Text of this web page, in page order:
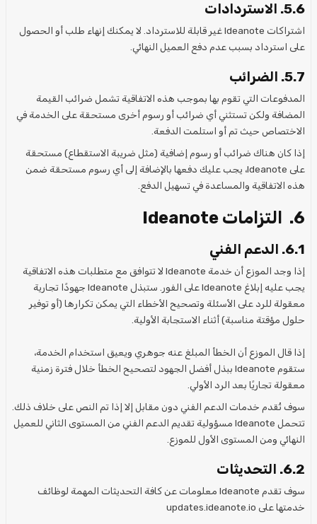
5.6. الاستردادات
اشتراكات Ideanote غير قابلة للاسترداد. لا يمكنك إنهاء طلب أو الحصول
على استرداد بسبب عدم دفع العميل النهائي.
5.7. الضرائب
المدفوعات التي تقوم بها بموجب هذه الاتفاقية تشمل ضرائب القيمة
المضافة ولكن تستثني أي ضرائب أو رسوم أخرى مستحقة على الخدمة في
الاختصاص حيث تم أو استلمت الدفعة.
إذا كان هناك ضرائب أو رسوم إضافية (مثل ضريبة الاستقطاع) مستحقة
على Ideanote، يجب عليك دفعها بالإضافة إلى أي رسوم مستحقة ضمن
هذه الاتفاقية والمساعدة في تسهيل الدفع.
6. التزامات Ideanote
6.1. الدعم الفني
إذا وجد الموزع أن خدمة Ideanote لا تتوافق مع متطلبات هذه الاتفاقية
يجب عليه إبلاغ Ideanote على الفور. ستبذل Ideanote جهودًا تجارية
معقولة للرد على الأسئلة وتصحيح الأخطاء التي يمكن تكرارها (أو توفير
حلول مؤقتة مناسبة) أثناء الاستجابة الأولية.
إذا قال الموزع أن الخطأ المبلغ عنه جوهري ويعيق استخدام الخدمة،
ستقوم Ideanote ببذل أفضل الجهود لتصحيح الخطأ خلال فترة زمنية
معقولة تجاريًا بعد الرد الأولي.
سوف تُقدم خدمات الدعم الفني دون مقابل إلا إذا تم النص على خلاف ذلك.
تتحمل Ideanote مسؤولية تقديم الدعم الفني من المستوى الثاني للعميل
النهائي ومن المستوى الأول للموزع.
6.2. التحديثات
سوف تقدم Ideanote معلومات عن كافة التحديثات المهمة لوظائف
خدمتها على updates.ideanote.io